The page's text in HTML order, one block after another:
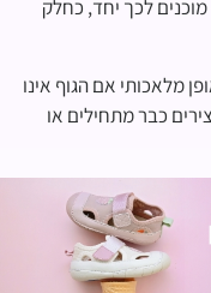
לכך יחד, כחלק
מלאכותי אם הגוף אינו
כבר מתחילים או